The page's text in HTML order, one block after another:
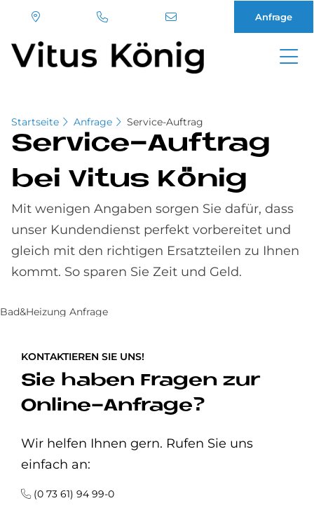
Anfrage
Startseite Anfrage Service-Auftrag
Ser­vice-Auf­trag
bei Vi­tus Kö­nig
Mit wenigen Angaben sorgen Sie dafür, dass
unser Kundendienst perfekt vorbereitet und
gleich mit den richtigen Ersatzteilen zu Ihnen
kommt. So sparen Sie Zeit und Geld.
Bad&Heizung Anfrage
KONTAKTIEREN SIE UNS!
Sie haben Fragen zur
Online-Anfrage?
Wir helfen Ihnen gern. Rufen Sie uns
einfach an:
(0 73 61) 94 99-0